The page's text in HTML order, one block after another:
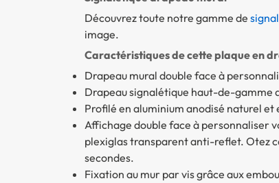
Découvrez toute notre gamme de
image.
Caractéristiques de cette plaque en
Drapeau mural double face à
Drapeau signalétique haut-de-gamme
Profilé en aluminium anodisé naturel et
Affichage double face à personnaliser
plexiglas transparent anti-reflet. Otez
secondes.
Fixation au mur par vis grâce aux